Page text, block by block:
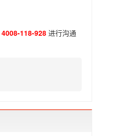
4008-118-928 进行沟通